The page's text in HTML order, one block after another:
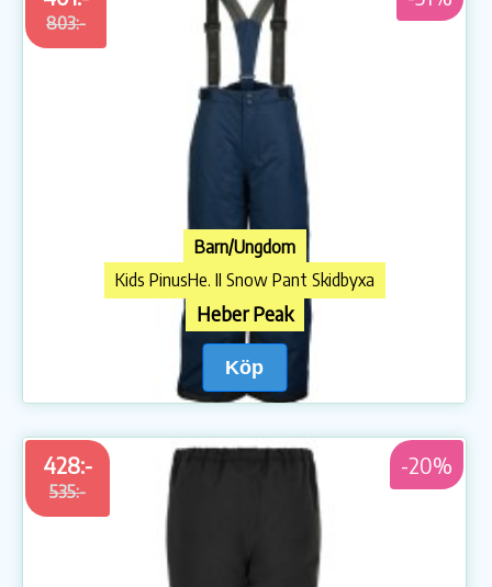
803:-
Barn/Ungdom
Kids PinusHe. II Snow Pant Skidbyxa
Heber Peak
Köp
428:-
535:-
-20%